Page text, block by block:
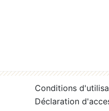
Conditions
Déclaration